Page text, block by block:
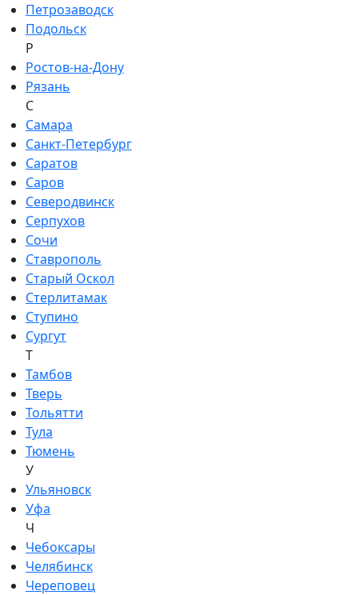
Петрозаводск
Подольск
Р
Ростов-на-Дону
Рязань
С
Самара
Санкт-Петербург
Саратов
Саров
Северодвинск
Серпухов
Сочи
Ставрополь
Старый Оскол
Стерлитамак
Ступино
Сургут
Т
Тамбов
Тверь
Тольятти
Тула
Тюмень
У
Ульяновск
Уфа
Ч
Чебоксары
Челябинск
Череповец